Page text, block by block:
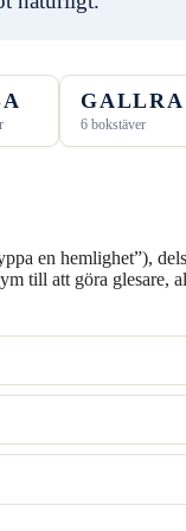
GALLRA
6 bokstäver
en hemlighet”),
till att göra glesare,